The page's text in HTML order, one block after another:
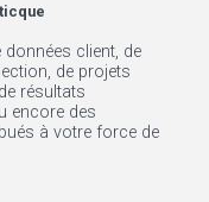
données client, de
de projets
résultats
encore des
à votre force de